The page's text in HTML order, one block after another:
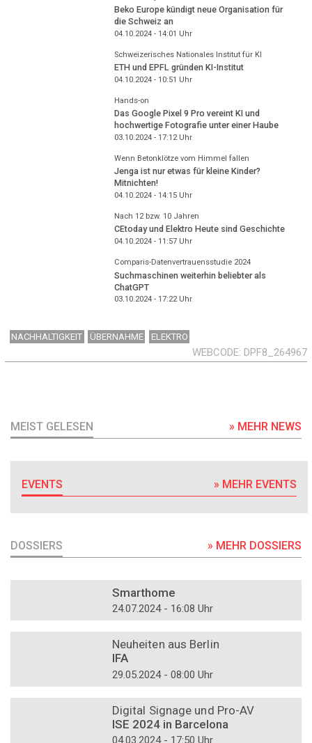
Beko Europe kündigt neue Organisation für
die Schweiz an
04.10.2024 - 14:01 Uhr
Schweizerisches Nationales Institut für KI
ETH und EPFL gründen KI-Institut
04.10.2024 - 10:51 Uhr
Hands-on
Das Google Pixel 9 Pro vereint KI und
hochwertige Fotografie unter einer Haube
03.10.2024 - 17:12Uhr
Wenn Betonklötze vom Himmel fallen
Jenga ist nur etwas für kleine Kinder?
Mitnichten!
04.10.2024 - 14:15Uhr
Nach 12 bzw. 10 Jahren
CEtoday und Elektro Heute sind Geschichte
04.10.2024 - 11:57Uhr
Comparis-Datenvertrauensstudie 2024
Suchmaschinen weiterhin beliebter als
ChatGPT
03.10.2024 - 17:22Uhr
NACHHALTIGKEIT ÜBERNAHME ELEKTRO
WEBCODE DPF8_264967
MEIST GELESEN » MEHR NEWS
EVENTS » MEHR EVENTS
DOSSIERS » MEHR DOSSIERS
Smarthome
24.07.2024 - 16:08 Uhr
Neuheiten aus Berlin
IFA
29.05.2024 - 08:00 Uhr
Digital Signage und Pro-AV
ISE 2024 in Barcelona
04.03.2024 - 17:50 Uhr